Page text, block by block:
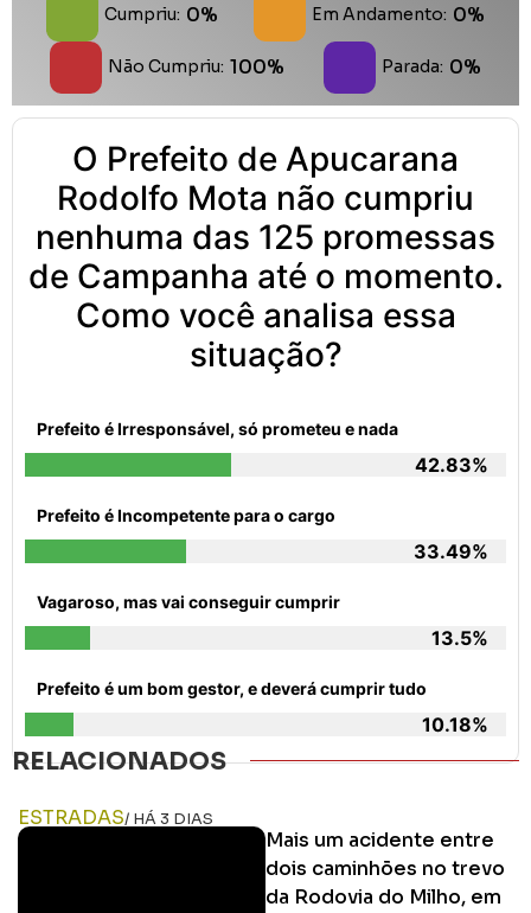
Cumpriu: 0% Em Andamento: 0%
Não Cumpriu: 100% Parada: 0%
O Prefeito de Apucarana
Rodolfo Mota não cumpriu
nenhuma das 125 promessas
de Campanha até o momento.
Como você analisa essa
situação?
Prefeito é Irresponsável, só prometeu e nada
42.83%
Prefeito é Incompetente para o cargo
33.49%
Vagaroso, mas vai conseguir cumprir
13.5%
Prefeito é um bom gestor, e deverá cumprir tudo
10.18%
RELACIONADOS
ESTRADAS/ HÁ 3 DIAS
Mais um acidente entre
dois caminhões no trevo
da Rodovia do Milho, em